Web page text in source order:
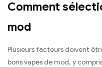
Comment
mod
Plusieurs facteurs doivent
bons vapes de mod, y